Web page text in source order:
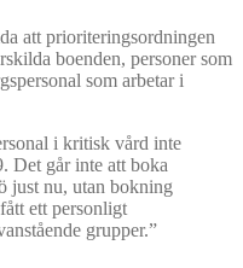
att prioriteringsordningen
boenden, personer som
som arbetar i
i kritisk vård inte
Det går inte att boka
just nu, utan bokning
ett personligt
grupper.”